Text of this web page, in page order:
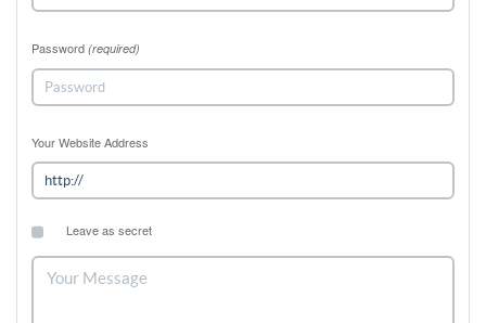
Password (required)
Your Website Address
Leave as secret